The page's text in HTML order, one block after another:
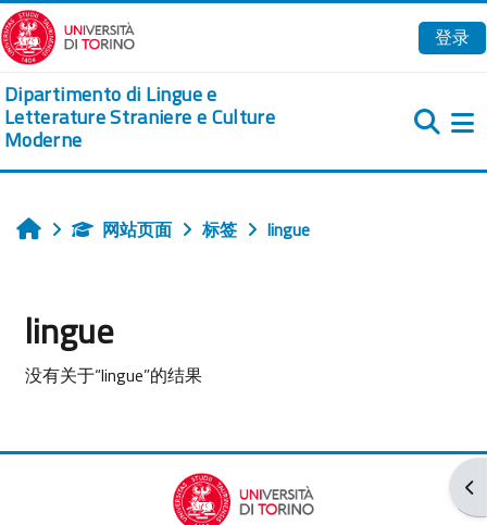
跳到主要内容
登录
Dipartimento di Lingue e
Letterature Straniere e Culture
Moderne
打
首页 网站页面 标签 lingue
lingue
没有关于“lingue”的结果